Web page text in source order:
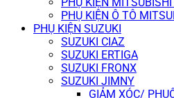
PHỤ KIỆN Ô TÔ
PHỤ KIỆN SUZUKI
SUZUKI CIAZ
SUZUKI ERTIGA
SUZUKI FRONX
SUZUKI JIMNY
GIẢM XÓC/